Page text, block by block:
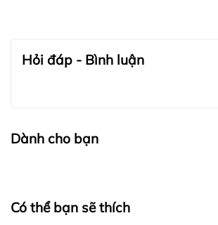
Hỏi đáp - Bình luận
Dành cho bạn
Có thể bạn sẽ thích